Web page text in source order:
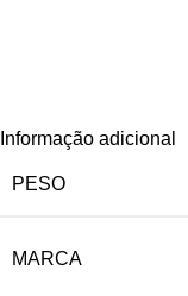
Informação adicional
PESO
MARCA